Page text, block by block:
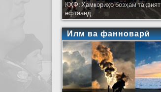
КҲФ: Ҳамкориҳо бозҳам тақвият
ёфтаанд
Илм ва фанноварӣ